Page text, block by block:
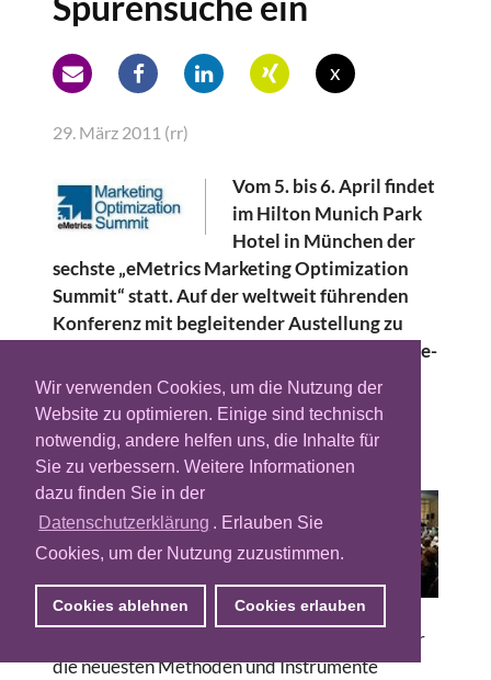
Wir verwenden Cookies, um die Nutzung der
Website zu optimieren. Einige sind technisch
notwendig, andere helfen uns, die Inhalte für
Sie zu verbessern. Weitere Informationen
dazu finden Sie in der
Datenschutzerklärung . Erlauben Sie
Cookies, um der Nutzung zuzustimmen.
Cookies ablehnen Cookies erlauben
x
29. März 2011 (rr)
Vom 5. bis 6. April findet
im Hilton Munich Park
Hotel in München der
sechste „eMetrics Marketing Optimization
Summit“ statt. Auf der weltweit führenden
Konferenz mit begleitender Austellung zu
Optimierung und Wertschöpfung von Online-
Marketing geht es diesmal vor allem um die
Frage der Möglichkeiten der Nutzung von
User-Spuren auf unternehmenseigenen
Online-Angeboten.
Online-Marketing-
Manager und Experten
für Web Analytics aus
Unternehmen und
großen Agenturen
können sich auf der Veranstaltung wieder über
die neuesten Methoden und Instrumente